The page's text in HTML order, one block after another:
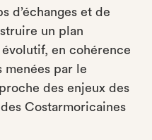
d’échanges et de
un plan
en cohérence
menées par le
des enjeux des
Costarmoricaines